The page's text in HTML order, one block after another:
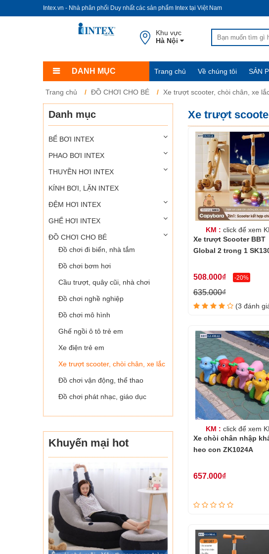
Intex.vn - Nhà phân phối Duy nhất các sản phẩm Intex tại Việt Nam
Khu vực
Hà Nội
DANH MỤC Trang chủ Về chúng tôi SẢN
Trang chủ ĐỒ CHƠI CHO BÉ Xe trượt scooter, chòi chân, xe
Danh mục
BỂ BƠI INTEX
PHAO BƠI INTEX
THUYỀN HƠI INTEX
KÍNH BƠI, LẶN INTEX
ĐỆM HƠI INTEX
GHẾ HƠI INTEX
ĐỒ CHƠI CHO BÉ
Đồ chơi đi biển, nhà tắm
Đồ chơi bơm hơi
Cầu trượt, quây cũi, nhà chơi
Đồ chơi nghề nghiệp
Đồ chơi mô hình
Ghế ngồi ô tô trẻ em
Xe điện trẻ em
Xe trượt scooter, chòi chân, xe lắc
Đồ chơi vận động, thể thao
Đồ chơi phát nhạc, giáo dục
Khuyến mại hot
Xe trượt
KM : click để xem
Xe trượt Scooter BBT
Global 2 trong 1
508.000₫ -20%
635.000₫
(3 đánh
KM : click để xem
Xe chòi chân nhập
heo con ZK1024A
657.000₫